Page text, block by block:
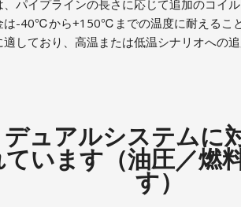
パイプラインの長さに応じて追加のコイ
は-40℃から+150℃までの温度に耐えるこ
しており、高温または低温シナリオへの
ュアルシステムに
います（油圧／燃
す）